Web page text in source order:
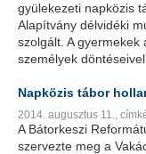
gyülekezeti napközis
Alapítvány délvidéki
szolgált. A
személyek
Napközis tábor
2014. augusztus 11.,
A Bátorkeszi
szervezte meg a